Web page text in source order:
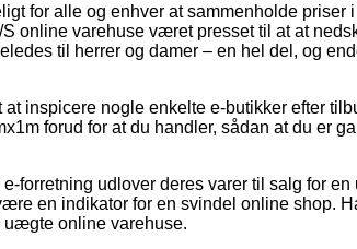
for alle og enhver at sammenholde priser
online varehuse været presset til at at
til herrer og damer – en hel del, og
at inspicere nogle enkelte e-butikker efter
forud for at du handler, sådan at du er
forretning udlover deres varer til salg for
en indikator for en svindel online shop.
uægte online varehuse.